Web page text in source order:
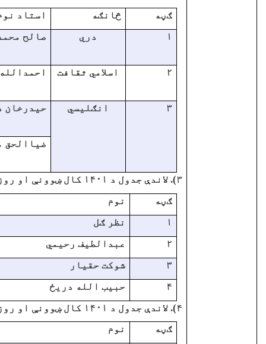
ګڼه
څانګه
استاد
۱
دري صالح
۲ اسلامي ثقافت
۳ انګليسي حيدرخان
ضياالحق
۳). لاندې جدول د ۱۴۰۱ کال ښوونې او روزنې پوهنځي د مديرانو تقرر ښيي
ګڼه
نوم
۱
نظر ګل
۲
عبدالطيف رحيمي
۳
شوکت حقيار
۴
حبيب الله دريځ
۴). لاندې جدول د ۱۴۰۱ کال ښوونې او روزنې پوهنځي د مديرانو انفکاک ښيي
ګڼه
نوم